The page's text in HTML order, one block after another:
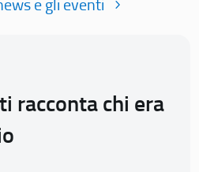
e gli eventi
racconta chi era